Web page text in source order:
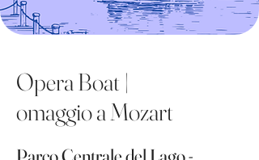
Opera Boat |
omaggio a Mozart